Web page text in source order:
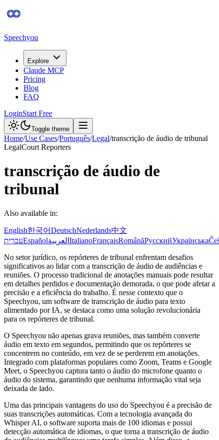
Speechyou
Explore
Claude MCP
Pricing
Blog
FAQ
LoginStart Free
Toggle theme
Home/Use Cases/Português/Legal/transcrição de áudio de tribunal
LegalCourt Reporters
transcrição de áudio de
tribunal
Also available in:
English한국어DeutschNederlands中文
עבריתEspañolالعربية ItalianoFrançaisRomânăРусскийУкраїнська
No setor jurídico, os repórteres de tribunal enfrentam desafios
significativos ao lidar com a transcrição de áudio de audiências e
reuniões. O processo tradicional de anotações manuais pode resultar
em detalhes perdidos e documentação demorada, o que pode afetar a
precisão e a eficiência do trabalho. É nesse contexto que o
Speechyou, um software de transcrição de áudio para texto
alimentado por IA, se destaca como uma solução revolucionária
para os repórteres de tribunal.
O Speechyou não apenas grava reuniões, mas também converte
áudio em texto em segundos, permitindo que os repórteres se
concentrem no conteúdo, em vez de se perderem em anotações.
Integrado com plataformas populares como Zoom, Teams e Google
Meet, o Speechyou captura tanto o áudio do microfone quanto o
áudio do sistema, garantindo que nenhuma informação vital seja
deixada de lado.
Uma das principais vantagens do uso do Speechyou é a precisão de
suas transcrições automáticas. Com a tecnologia avançada do
Whisper AI, o software suporta mais de 100 idiomas e possui
detecção automática de idiomas, o que torna a transcrição de áudio